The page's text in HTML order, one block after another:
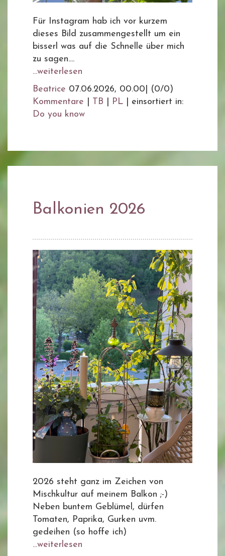
Für Instagram hab ich vor kurzem
dieses Bild zusammengestellt um ein
bisserl was auf die Schnelle über mich
zu sagen....
...weiterlesen
Beatrice 07.06.2026, 00.00
(0/0)
Kommentare
TB PL
einsortiert in:
Do you know
Balkonien 2026
2026 steht ganz im Zeichen von
Mischkultur auf meinem Balkon ;-)
Neben buntem Geblümel, dürfen
Tomaten, Paprika, Gurken uvm.
gedeihen (so hoffe ich)
...weiterlesen